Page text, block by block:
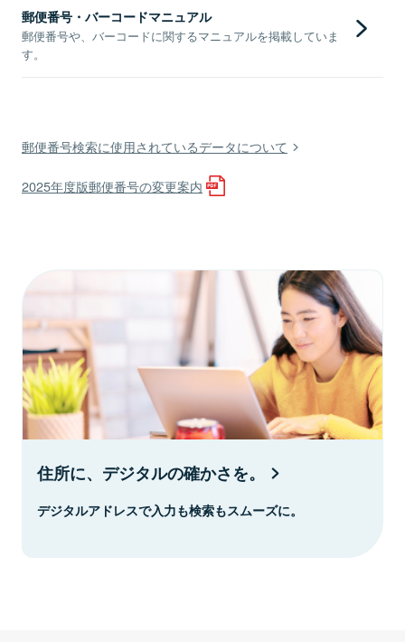
郵便番号・バーコードマニュアル
郵便番号や、バーコードに関するマニュアルを掲載していま
す。
郵便番号検索に使用されているデータについて
2025年度版郵便番号の変更案内
住所に、デジタルの確かさを。
デジタルアドレスで入力も検索もスムーズに。